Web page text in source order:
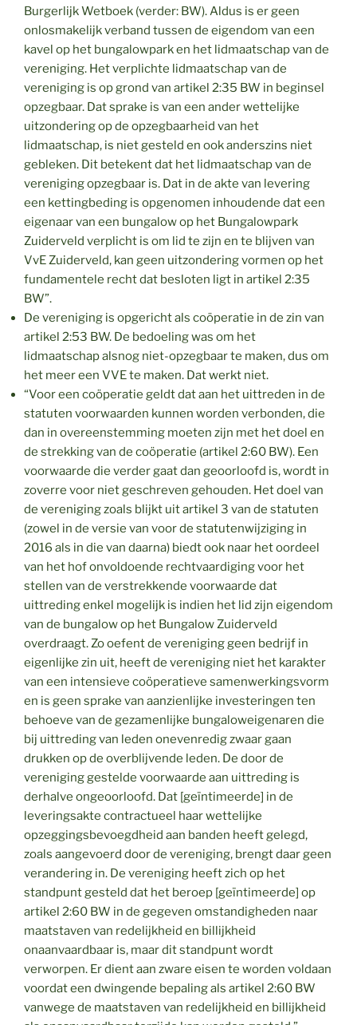
Burgerlijk Wetboek (verder: BW). Aldus is er geen
onlosmakelijk verband tussen de eigendom van een
kavel op het bungalowpark en het lidmaatschap van de
vereniging. Het verplichte lidmaatschap van de
vereniging is op grond van artikel 2:35 BW in beginsel
opzegbaar. Dat sprake is van een ander wettelijke
uitzondering op de opzegbaarheid van het
lidmaatschap, is niet gesteld en ook anderszins niet
gebleken. Dit betekent dat het lidmaatschap van de
vereniging opzegbaar is. Dat in de akte van levering
een kettingbeding is opgenomen inhoudende dat een
eigenaar van een bungalow op het Bungalowpark
Zuiderveld verplicht is om lid te zijn en te blijven van
VvE Zuiderveld, kan geen uitzondering vormen op het
fundamentele recht dat besloten ligt in artikel 2:35
BW”.
De vereniging is opgericht als coöperatie in de zin van
artikel 2:53 BW. De bedoeling was om het
lidmaatschap alsnog niet-opzegbaar te maken, dus om
het meer een VVE te maken. Dat werkt niet.
“Voor een coöperatie geldt dat aan het uittreden in de
statuten voorwaarden kunnen worden verbonden, die
dan in overeenstemming moeten zijn met het doel en
de strekking van de coöperatie (artikel 2:60 BW). Een
voorwaarde die verder gaat dan geoorloofd is, wordt in
zoverre voor niet geschreven gehouden. Het doel van
de vereniging zoals blijkt uit artikel 3 van de statuten
(zowel in de versie van voor de statutenwijziging in
2016 als in die van daarna) biedt ook naar het oordeel
van het hof onvoldoende rechtvaardiging voor het
stellen van de verstrekkende voorwaarde dat
uittreding enkel mogelijk is indien het lid zijn eigendom
van de bungalow op het Bungalow Zuiderveld
overdraagt. Zo oefent de vereniging geen bedrijf in
eigenlijke zin uit, heeft de vereniging niet het karakter
van een intensieve coöperatieve samenwerkingsvorm
en is geen sprake van aanzienlijke investeringen ten
behoeve van de gezamenlijke bungaloweigenaren die
bij uittreding van leden onevenredig zwaar gaan
drukken op de overblijvende leden. De door de
vereniging gestelde voorwaarde aan uittreding is
derhalve ongeoorloofd. Dat [geïntimeerde] in de
leveringsakte contractueel haar wettelijke
opzeggingsbevoegdheid aan banden heeft gelegd,
zoals aangevoerd door de vereniging, brengt daar geen
verandering in. De vereniging heeft zich op het
standpunt gesteld dat het beroep [geïntimeerde] op
artikel 2:60 BW in de gegeven omstandigheden naar
maatstaven van redelijkheid en billijkheid
onaanvaardbaar is, maar dit standpunt wordt
verworpen. Er dient aan zware eisen te worden voldaan
voordat een dwingende bepaling als artikel 2:60 BW
vanwege de maatstaven van redelijkheid en billijkheid